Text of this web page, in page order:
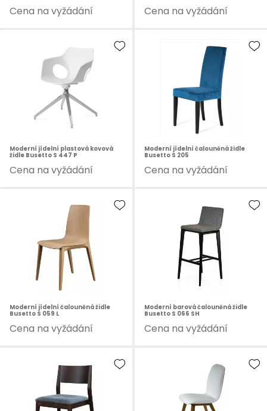
Cena na vyžádání Cena na vyžádání
Moderní jídelní plastová kovová
židle Busetto S 447 P
Cena na vyžádání
Moderní jídelní čalouněná židle
Busetto S 205
Cena na vyžádání
Moderní jídelní čalouněná židle
Busetto S 059 L
Cena na vyžádání
Moderní barová čalouněná židle
Busetto S 066 SH
Cena na vyžádání